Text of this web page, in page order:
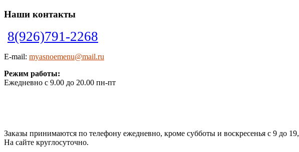
Наши контакты
8(926)791-2268
E-mail: myasnoemenu@mail.ru
Режим работы:
Ежедневно с 9.00 до 20.00 пн-пт
Заказы принимаются по телефону ежедневно, кроме субботы и воскресенья с 9 до 19,
На сайте круглосуточно.